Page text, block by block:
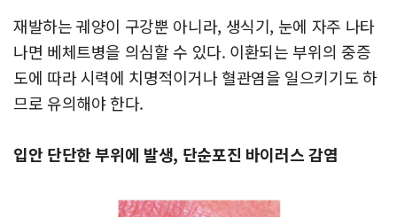
재발하는 궤양이 구강뿐 아니라, 생식기, 눈에 자주 나타
나면 베체트병을 의심할 수 있다. 이환되는 부위의 중증
도에 따라 시력에 치명적이거나 혈관염을 일으키기도 하
므로 유의해야 한다.
입안 단단한 부위에 발생, 단순포진 바이러스 감염